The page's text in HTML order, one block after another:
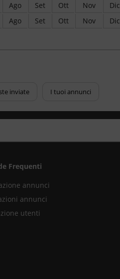
Ago Set Ott Nov
Dic
Ago Set Ott Nov Dic
inviate I tuoi annunci
Frequenti
annunci
annunci
utenti